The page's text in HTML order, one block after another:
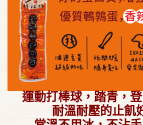
運動打棒球，踏青，登
耐溫耐壓的止飢